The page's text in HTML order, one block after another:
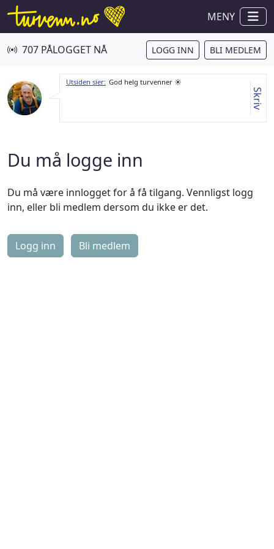
MENY
707 PÅLOGGET NÅ LOGG INN BLI MEDLEM
Utsiden sier: God helg turvenner ☀️
Skriv
Du må logge inn
Du må være innlogget for å få tilgang. Vennligst logg
inn, eller bli medlem dersom du ikke er det.
Logg inn